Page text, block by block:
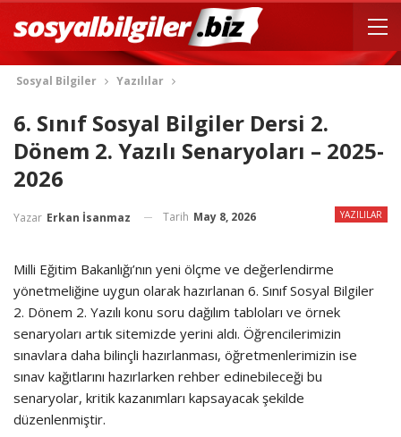
Sosyal Bilgiler Yazılılar
6. Sınıf Sosyal Bilgiler Dersi 2.
Dönem 2. Yazılı Senaryoları – 2025-
2026
YAZILILAR
Yazar Erkan İsanmaz Tarih May 8, 2026
Milli Eğitim Bakanlığı’nın yeni ölçme ve değerlendirme
yönetmeliğine uygun olarak hazırlanan 6. Sınıf Sosyal Bilgiler
2. Dönem 2. Yazılı konu soru dağılım tabloları ve örnek
senaryoları artık sitemizde yerini aldı. Öğrencilerimizin
sınavlara daha bilinçli hazırlanması, öğretmenlerimizin ise
sınav kağıtlarını hazırlarken rehber edinebileceği bu
senaryolar, kritik kazanımları kapsayacak şekilde
düzenlenmiştir.